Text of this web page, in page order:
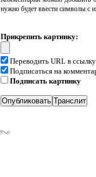
нужно будет ввести символы с
Прикрепить картинку:
Переводить URL в ссылку
Подписаться на
Подписать картинку